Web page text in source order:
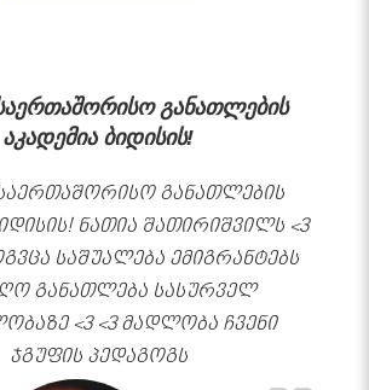
განათლების
აკადემია ბიდისის!
განათლების
ნათია შათირიშვილს <3
საშუალება ემიგრანტებს
განათლება სასურველ
<3 <3 მადლობა ჩვენი
ჯგუფის პედაგოგს